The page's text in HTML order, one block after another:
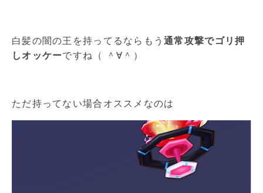
白髪の闇の王を持ってるならもう通常攻撃でゴリ押
しオッケーですね（ ＾∀＾）
ただ持ってない場合オススメなのは